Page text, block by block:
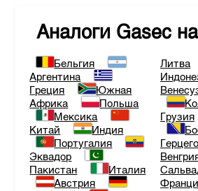
Аналоги Gasec
Бельгия
Аргентина
Греция
Южная
Африка
Польша
Мексика
Китай
Индия
Португалия
Эквадор
Пакистан
Италия
Австрия
Литва
Грузия